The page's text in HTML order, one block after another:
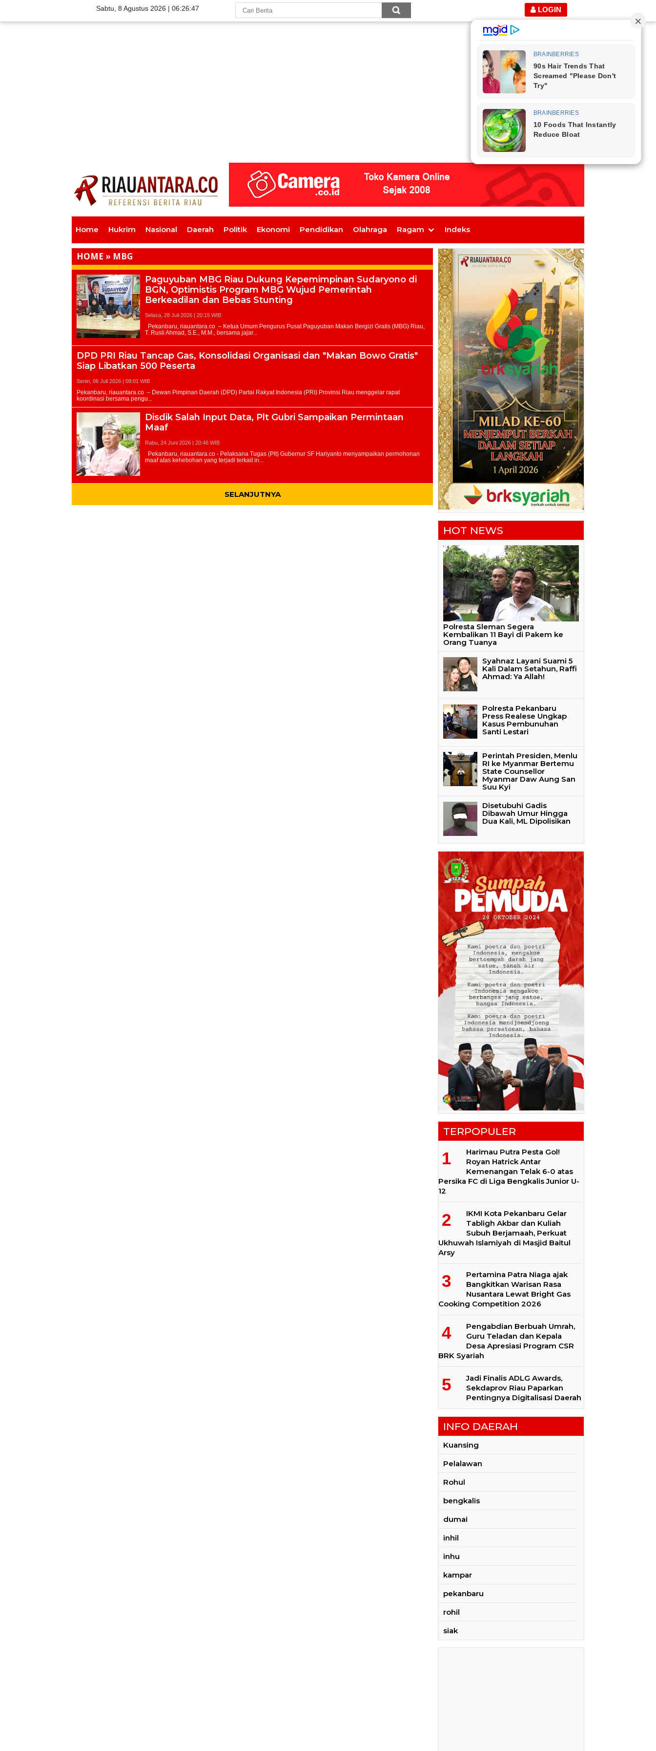
Sabtu, 8 Agustus 2026 | 06:26:48 LOGIN
Home Hukrim Nasional Daerah Politik Ekonomi Pendidikan Olahraga Ragam Indeks
HOME » MBG
Paguyuban MBG Riau Dukung Kepemimpinan Sudaryono di
BGN, Optimistis Program MBG Wujud Pemerintah
Berkeadilan dan Bebas Stunting
Selasa, 28 Juli 2026 | 20:15 WIB
DPD PRI Riau Tancap Gas, Konsolidasi Organisasi dan "Makan Bowo Gratis"
Siap Libatkan 500 Peserta
Senin, 06 Juli 2026 | 08:01 WIB
Disdik Salah Input Data, Plt Gubri Sampaikan Permintaan
Maaf
Rabu, 24 Juni 2026 | 20:46 WIB
SELANJUTNYA
HOT NEWS
Polresta Sleman Segera
Kembalikan 11 Bayi di Pakem ke
Orang Tuanya
Syahnaz Layani Suami 5
Kali Dalam Setahun, Raffi
Ahmad: Ya Allah!
Polresta Pekanbaru
Press Realese Ungkap
Kasus Pembunuhan
Santi Lestari
Perintah Presiden, Menlu
RI ke Myanmar Bertemu
State Counsellor
Myanmar Daw Aung San
Suu Kyi
Disetubuhi Gadis
Dibawah Umur Hingga
Dua Kali, ML Dipolisikan
TERPOPULER
Harimau Putra Pesta Gol!
Royan Hatrick Antar
Kemenangan Telak 6-0 atas
Persika FC di Liga Bengkalis Junior U-
12
IKMI Kota Pekanbaru Gelar
Tabligh Akbar dan Kuliah
Subuh Berjamaah, Perkuat
Ukhuwah Islamiyah di Masjid Baitul
Arsy
Pertamina Patra Niaga ajak
Bangkitkan Warisan Rasa
Nusantara Lewat Bright Gas
Cooking Competition 2026
Pengabdian Berbuah Umrah,
Guru Teladan dan Kepala
Desa Apresiasi Program CSR
BRK Syariah
Jadi Finalis ADLG Awards,
Sekdaprov Riau Paparkan
Pentingnya Digitalisasi Daerah
INFO DAERAH
Kuansing
Pelalawan
Rohul
bengkalis
dumai
inhil
inhu
kampar
pekanbaru
rohil
siak